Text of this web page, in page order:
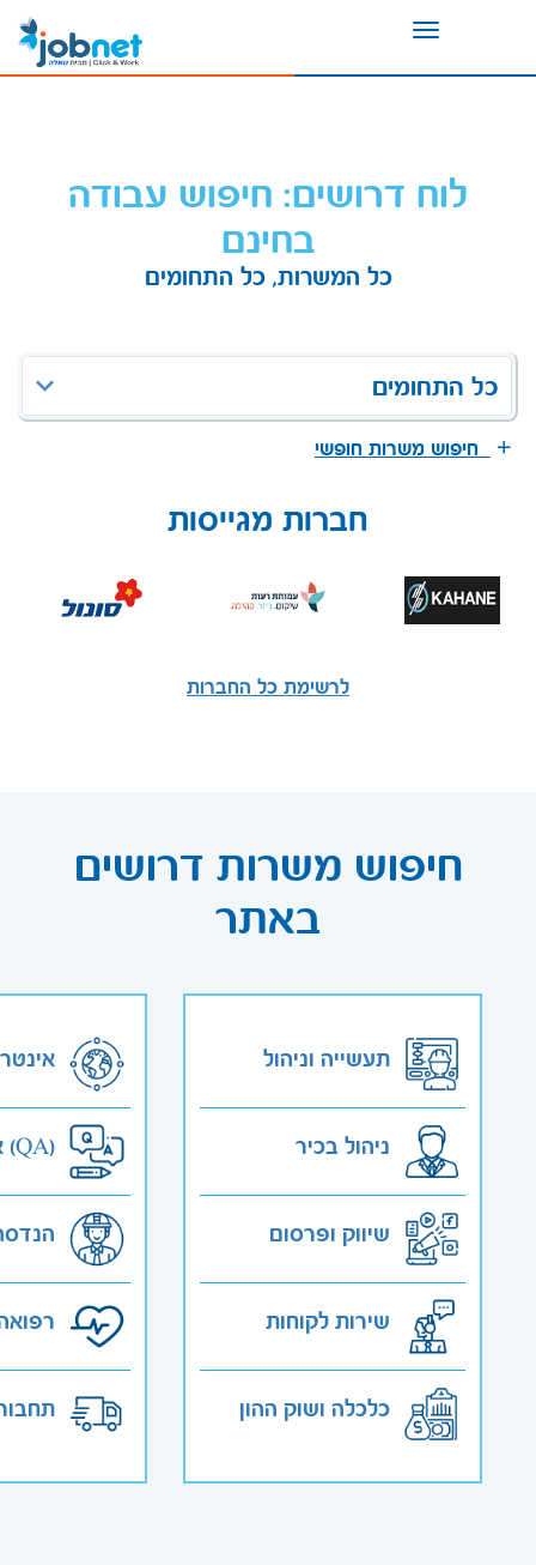
Toggle
לוח דרושים: חיפוש עבודה
בחינם
כל המשרות, כל התחומים
כל התחומים
חיפוש משרות חופשי
חברות מגייסות
לרשימת כל החברות
חיפוש משרות דרושים
באתר
תעשייה וניהול
ניהול בכיר
שיווק ופרסום
שירות לקוחות
כלכלה ושוק ההון
אבטחת איכות (QA)